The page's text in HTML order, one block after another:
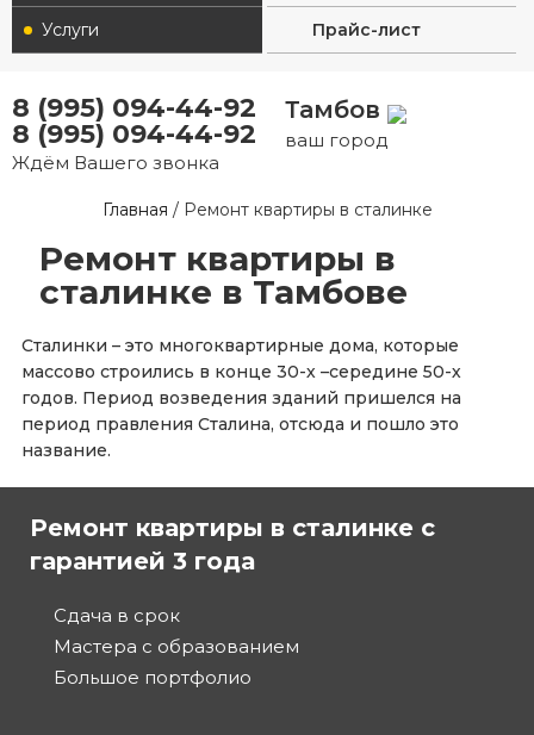
Услуги Прайс-лист
8 (995) 094-44-92
8 (995) 094-44-92
Ждём Вашего звонка
Тамбов
ваш город
Главная / Ремонт квартиры в сталинке
Ремонт квартиры в
сталинке в Тамбове
Сталинки – это многоквартирные дома, которые
массово строились в конце 30-х –середине 50-х
годов. Период возведения зданий пришелся на
период правления Сталина, отсюда и пошло это
название.
Ремонт квартиры в сталинке с
гарантией 3 года
Сдача в срок
Мастера с образованием
Большое портфолио